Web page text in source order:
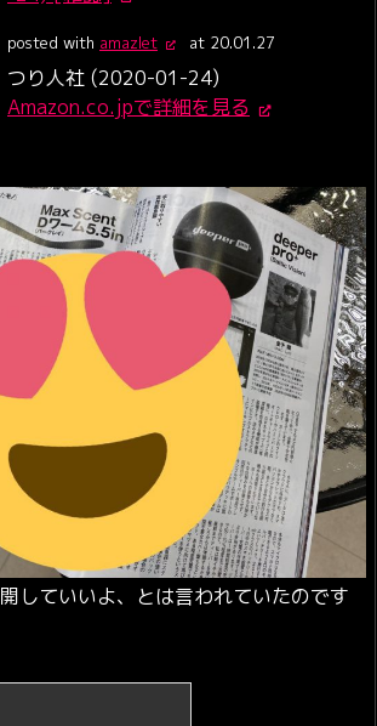
posted with amazlet at 20.01.27
つり人社 (2020-01-24)
Amazon.co.jpで詳細を見る
していいよ、とは言われていたのです